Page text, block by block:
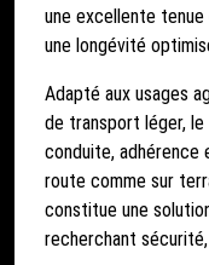
une excellente
une longévité
Adapté aux usages
de transport léger, le
conduite, adhérence
route comme sur
constitue une
recherchant